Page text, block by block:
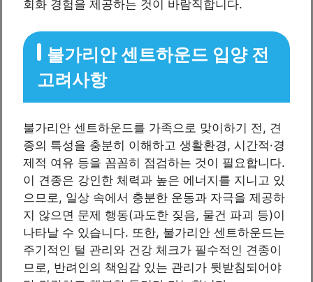
회화 경험을 제공하는 것이 바람직합니다.
불가리안 센트하운드 입양 전
고려사항
불가리안 센트하운드를 가족으로 맞이하기 전, 견
종의 특성을 충분히 이해하고 생활환경, 시간적·경
제적 여유 등을 꼼꼼히 점검하는 것이 필요합니다.
이 견종은 강인한 체력과 높은 에너지를 지니고 있
으므로, 일상 속에서 충분한 운동과 자극을 제공하
지 않으면 문제 행동(과도한 짖음, 물건 파괴 등)이
나타날 수 있습니다. 또한, 불가리안 센트하운드는
주기적인 털 관리와 건강 체크가 필수적인 견종이
므로, 반려인의 책임감 있는 관리가 뒷받침되어야